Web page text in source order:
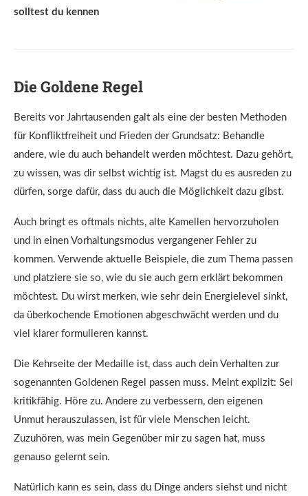
solltest du kennen
Die Goldene Regel
Bereits vor Jahrtausenden galt als eine der besten Methoden
für Konfliktfreiheit und Frieden der Grundsatz: Behandle
andere, wie du auch behandelt werden möchtest. Dazu gehört,
zu wissen, was dir selbst wichtig ist. Magst du es ausreden zu
dürfen, sorge dafür, dass du auch die Möglichkeit dazu gibst.
Auch bringt es oftmals nichts, alte Kamellen hervorzuholen
und in einen Vorhaltungsmodus vergangener Fehler zu
kommen. Verwende aktuelle Beispiele, die zum Thema passen
und platziere sie so, wie du sie auch gern erklärt bekommen
möchtest. Du wirst merken, wie sehr dein Energielevel sinkt,
da überkochende Emotionen abgeschwächt werden und du
viel klarer formulieren kannst.
Die Kehrseite der Medaille ist, dass auch dein Verhalten zur
sogenannten Goldenen Regel passen muss. Meint explizit: Sei
kritikfähig. Höre zu. Andere zu verbessern, den eigenen
Unmut herauszulassen, ist für viele Menschen leicht.
Zuzuhören, was mein Gegenüber mir zu sagen hat, muss
genauso gelernt sein.
Natürlich kann es sein, dass du Dinge anders siehst und nicht